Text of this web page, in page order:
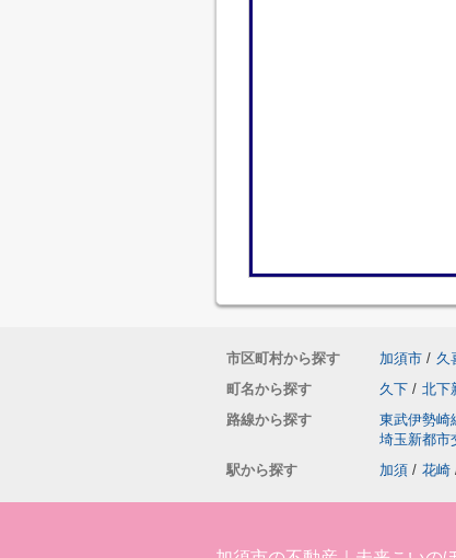
市区町村から探す 加須市 / 久
町名から探す
久下 / 北下
路線から探す
東武伊勢崎
埼玉新都市
駅から探す
加須 / 花崎